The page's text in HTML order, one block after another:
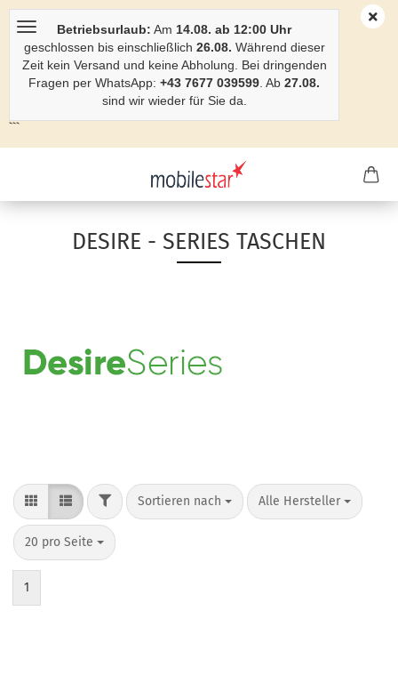
Betriebsurlaub: Am 14.08. ab 12:00 Uhr
geschlossen bis einschließlich 26.08. Während dieser
Zeit kein Versand und keine Abholung. Bei dringenden
Fragen per WhatsApp: +43 7677 039599 . Ab 27.08.
sind wir wieder für Sie da.
```
DESIRE - SERIES TASCHEN
Sortieren nach Alle Hersteller
20 pro Seite
1